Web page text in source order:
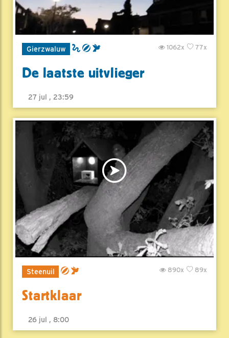
Gierzwaluw 77x
1062x
De laatste uitvlieger
27 jul , 23:59
Steenuil 89x
890x
Startklaar
26 jul , 8:00